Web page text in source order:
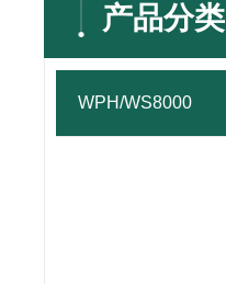
产品分类
WPH/WS8000